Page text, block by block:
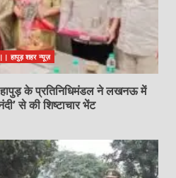
हापुड़ शहर न्यूज़
के प्रतिनिधिमंडल ने लखनऊ में
से की शिष्टाचार भेंट